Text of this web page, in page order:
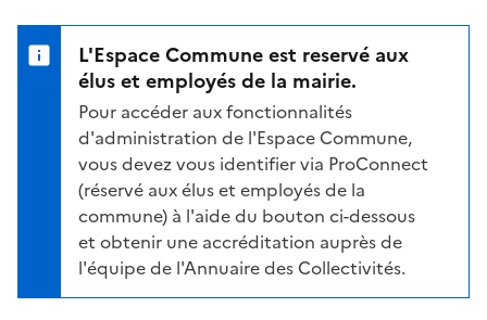
L'Espace Commune est reservé aux
élus et employés de la mairie.
Pour accéder aux fonctionnalités
d'administration de l'Espace Commune,
vous devez vous identifier via ProConnect
(réservé aux élus et employés de la
commune) à l'aide du bouton ci-dessous
et obtenir une accréditation auprès de
l'équipe de l'Annuaire des Collectivités.